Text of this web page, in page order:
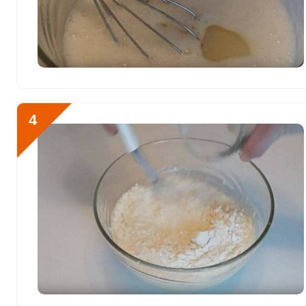
Марганец
Медь 419.9 мкг
Рубидий
Селен 24 мкг
88 мкг
8.8 мкг
2.9 мг
Ванадий 360 мкг
4